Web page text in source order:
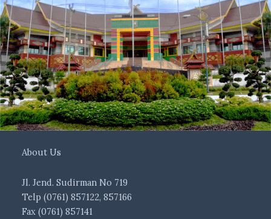
About Us
Jl. Jend. Sudirman No 719
Telp (0761) 857122, 857166
Fax (0761) 857141